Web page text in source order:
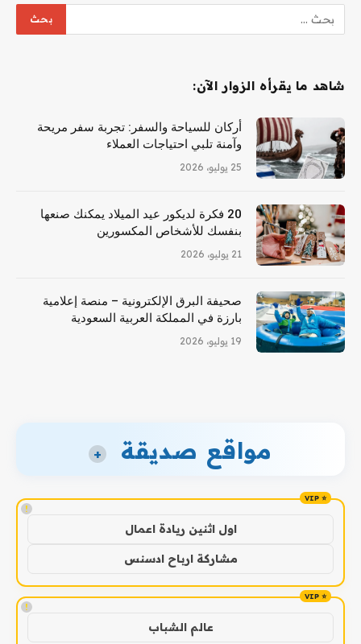
شاهد ما يقرأه الزوار الآن:
أركان للسياحة والسفر: تجربة سفر مريحة
وآمنة تلبي احتياجات العملاء
25 يوليو، 2026
20 فكرة لديكور عيد الميلاد يمكنك صنعها
بنفسك للأشخاص المكسورين
21 يوليو، 2026
صحيفة البرق الإلكترونية – منصة إعلامية
بارزة في المملكة العربية السعودية
19 يوليو، 2026
مواقع صديقة +
!
اول اثنين ريادة اعمال
مشاركة ارباح ادسنس
!
عالم الشباب